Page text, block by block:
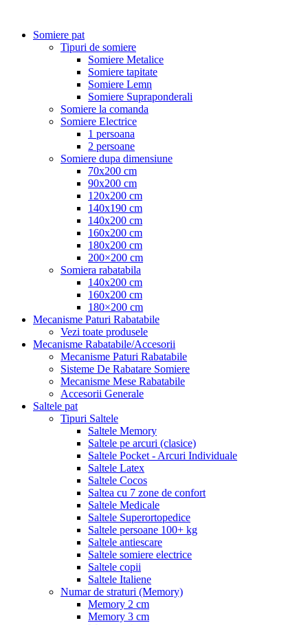
Somiere pat
Tipuri de somiere
Somiere Metalice
Somiere tapitate
Somiere Lemn
Somiere Supraponderali
Somiere la comanda
Somiere Electrice
1 persoana
2 persoane
Somiere dupa dimensiune
70x200 cm
90x200 cm
120x200 cm
140x190 cm
140x200 cm
160x200 cm
180x200 cm
200×200 cm
Somiera rabatabila
140x200 cm
160x200 cm
180×200 cm
Mecanisme Paturi Rabatabile
Vezi toate produsele
Mecanisme Rabatabile/Accesorii
Mecanisme Paturi Rabatabile
Sisteme De Rabatare Somiere
Mecanisme Mese Rabatabile
Accesorii Generale
Saltele pat
Tipuri Saltele
Saltele Memory
Saltele pe arcuri (clasice)
Saltele Pocket - Arcuri Individuale
Saltele Latex
Saltele Cocos
Saltea cu 7 zone de confort
Saltele Medicale
Saltele Superortopedice
Saltele persoane 100+ kg
Saltele antiescare
Saltele somiere electrice
Saltele copii
Saltele Italiene
Numar de straturi (Memory)
Memory 2 cm
Memory 3 cm